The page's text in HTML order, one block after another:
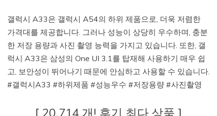
갤럭시 A33은 갤럭시 A54의 하위 제품으로, 더욱 저렴한
가격대를 제공합니다. 그러나 성능이 상당히 우수하며, 충분
한 저장 용량과 사진 촬영 능력을 가지고 있습니다. 또한, 갤
럭시 A33은 삼성의 One UI 3.1를 탑재해 사용하기 매우 쉽
고, 보안성이 뛰어나기 때문에 안심하고 사용할 수 있습니다.
#갤럭시A33 #하위제품 #성능우수 #저장용량 #사진촬영
[ 20,714 개! 후기 최다 상품 ]